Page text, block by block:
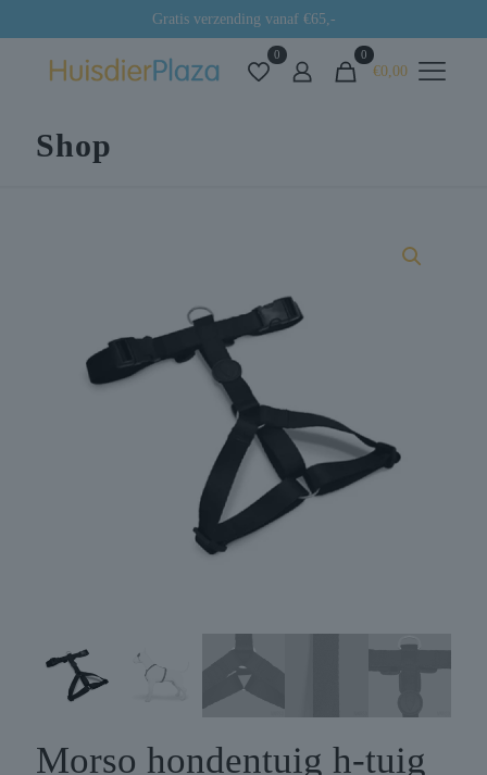
Gratis verzending vanaf €65,-
0 0
€0,00
Shop
Morso hondentuig h-tuig